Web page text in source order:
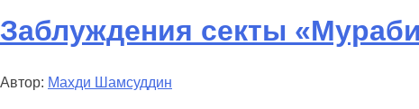
Заблуждения секты
Автор: Махди Шамсуддин